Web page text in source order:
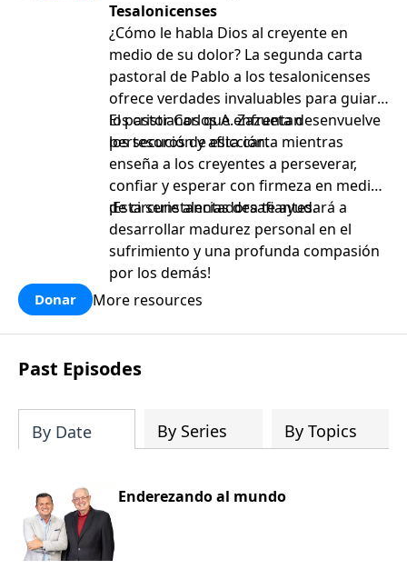
Tesalonicenses
¿Cómo le habla Dios al creyente en
medio de su dolor? La segunda carta
pastoral de Pablo a los tesalonicenses
ofrece verdades invaluables para guiar a
los cristianos que enfrentan
persecución y aflicción.
El pastor Carlos A. Zazueta desenvuelve
los tesoros de esta carta mientras
enseña a los creyentes a perseverar,
confiar y esperar con firmeza en medio
de circunstancias desafiantes.
¡Esta serie alentadora te ayudará a
desarrollar madurez personal en el
sufrimiento y una profunda compasión
por los demás!
Donar More resources
Past Episodes
By Date By Series By Topics
Enderezando al mundo